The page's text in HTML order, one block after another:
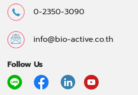
0-2350-3090
info@bio-active.co.th
Follow Us